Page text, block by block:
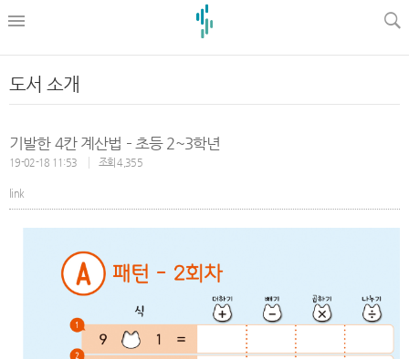
도서 소개
기발한 4칸 계산법 – 초등 2~3학년
19-02-18 11:53 조회 4,355
link